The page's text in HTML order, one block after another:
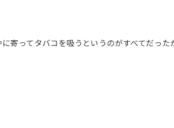
寄ってタバコを吸うというのがすべてだった